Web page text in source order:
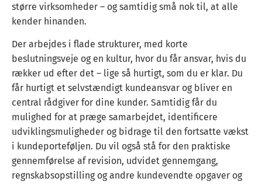
større virksomheder – og samtidig små nok til, at alle
kender hinanden.
Der arbejdes i flade strukturer, med korte
beslutningsveje og en kultur, hvor du får ansvar, hvis du
rækker ud efter det – lige så hurtigt, som du er klar. Du
får hurtigt et selvstændigt kundeansvar og bliver en
central rådgiver for dine kunder. Samtidig får du
mulighed for at præge samarbejdet, identificere
udviklingsmuligheder og bidrage til den fortsatte vækst
i kundeporteføljen. Du vil også stå for den praktiske
gennemførelse af revision, udvidet gennemgang,
regnskabsopstilling og andre kundevendte opgaver og